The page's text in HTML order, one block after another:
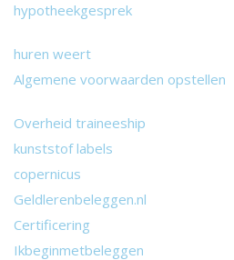
hypotheekgesprek
huren weert
Algemene voorwaarden opstellen
Overheid traineeship
kunststof labels
copernicus
Geldlerenbeleggen.nl
Certificering
Ikbeginmetbeleggen